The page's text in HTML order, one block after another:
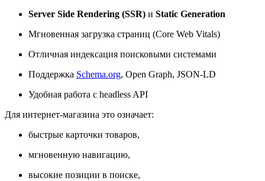
Server Side Rendering (SSR) и Static Generation
Мгновенная загрузка страниц (Core Web Vitals)
Отличная индексация поисковыми системами
Поддержка Schema.org, Open Graph, JSON-LD
Удобная работа с headless API
Для интернет-магазина это означает:
быстрые карточки товаров,
мгновенную навигацию,
высокие позиции в поиске,